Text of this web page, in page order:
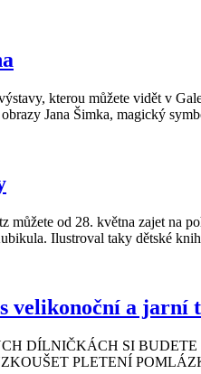
kterou můžete vidět v
Jana Šimka, magický
můžete od 28. května zajet na
Ilustroval taky dětské
velikonoční a jarní
DÍLNIČKÁCH SI BUDETE
PLETENÍ